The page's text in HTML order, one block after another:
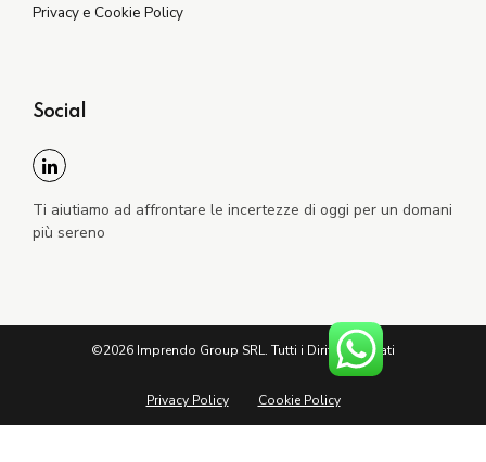
Privacy e Cookie Policy
Social
Ti aiutiamo ad affrontare le incertezze di oggi per un domani
più sereno
©2026 Imprendo Group SRL. Tutti i Diritti Riservati
Privacy Policy Cookie Policy